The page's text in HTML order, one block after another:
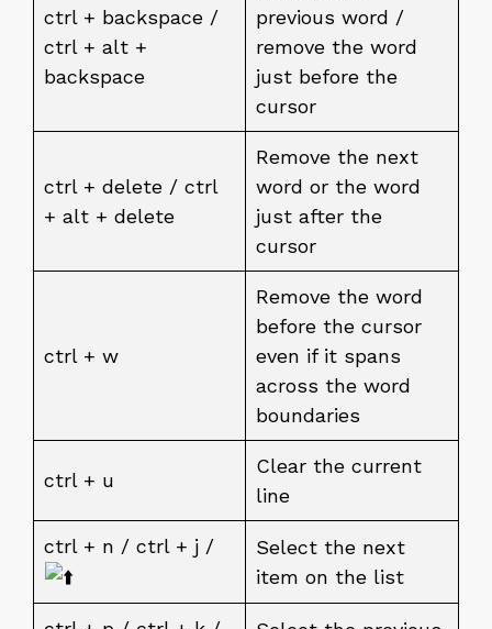
ctrl + backspace /
ctrl + alt +
backspace
previous word /
remove the word
just before the
cursor
ctrl + delete / ctrl
+ alt + delete
Remove the next
word or the word
just after the
cursor
ctrl + w
Remove the word
before the cursor
even if it spans
across the word
boundaries
ctrl + u
Clear the current
line
ctrl + n / ctrl + j /
Select the next
item on the list